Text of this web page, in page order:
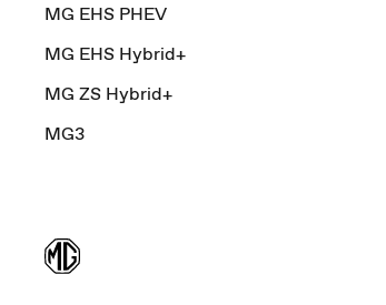
MG EHS PHEV
MG EHS Hybrid+
MG ZS Hybrid+
MG3